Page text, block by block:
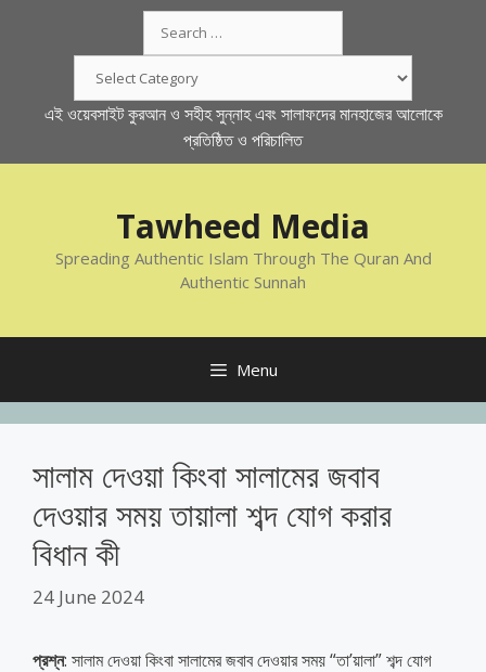
for:
এই ওয়েবসাইট কুরআন ও সহীহ সুন্নাহ এবং সালাফদের মানহাজের আলোকে
প্রতিষ্ঠিত ও পরিচালিত
Tawheed Media
Spreading Authentic Islam Through The Quran And
Authentic Sunnah
Menu
সালাম দেওয়া কিংবা সালামের জবাব
দেওয়ার সময় তায়ালা শব্দ যোগ করার
বিধান কী
24 June 2024
প্রশ্ন: সালাম দেওয়া কিংবা সালামের জবাব দেওয়ার সময় “তা’য়ালা” শব্দ যোগ